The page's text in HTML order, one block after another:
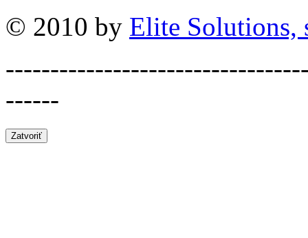
© 2010 by Elite Solutions,
------